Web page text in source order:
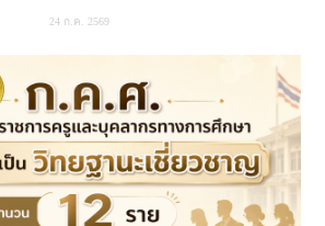
24 ก.ค. 2569